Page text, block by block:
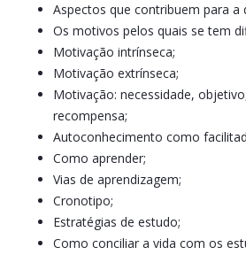
Aspectos que contribuem para a
Os motivos pelos quais se tem
Motivação intrínseca;
Motivação extrínseca;
Motivação: necessidade,
recompensa;
Autoconhecimento como
Como aprender;
Vias de aprendizagem;
Cronotipo;
Estratégias de estudo;
Como conciliar a vida com os